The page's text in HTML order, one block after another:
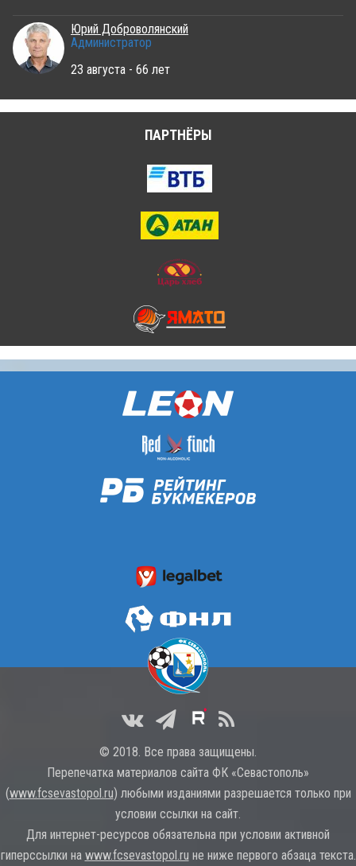
Юрий Доброволянский
Администратор
23 августа - 66 лет
ПАРТНЁРЫ
© 2018. Все права защищены.
Перепечатка материалов сайта ФК «Севастополь»
(www.fcsevastopol.ru) любыми изданиями разрешается только при
условии ссылки на сайт.
Для интернет-ресурсов обязательна при условии активной
гиперссылки на www.fcsevastopol.ru не ниже первого абзаца текста.